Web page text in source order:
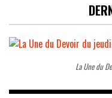
La Une du